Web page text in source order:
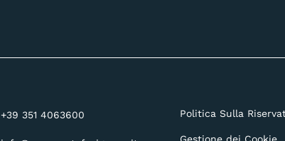
+39 351 4063600 Politica Sulla